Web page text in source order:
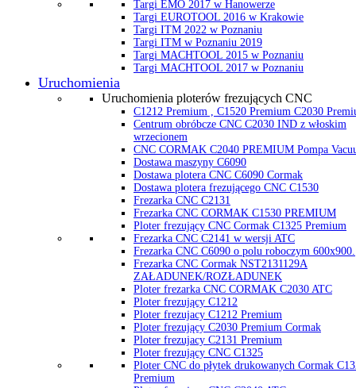
Targi EMO 2017 w Hanowerze
Targi EUROTOOL 2016 w Krakowie
Targi ITM 2022 w Poznaniu
Targi ITM w Poznaniu 2019
Targi MACHTOOL 2015 w Poznaniu
Targi MACHTOOL 2017 w Poznaniu
Uruchomienia
Uruchomienia ploterów frezujących CNC
C1212 Premium , C1520 Premium C2030
Centrum obróbcze CNC C2030 IND z włoskim
wrzecionem
CNC CORMAK C2040 PREMIUM Pompa
Dostawa maszyny C6090
Dostawa plotera CNC C6090 Cormak
Dostawa plotera frezującego CNC C1530
Frezarka CNC C2131
Frezarka CNC CORMAK C1530 PREMIUM
Ploter frezujący CNC Cormak C1325 Premium
Frezarka CNC C2141 w wersji ATC
Frezarka CNC C6090 o polu roboczym 600x900.
Frezarka CNC Cormak NST2131129A
ZAŁADUNEK/ROZŁADUNEK
Ploter frezarka CNC CORMAK C2030 ATC
Ploter frezujący C1212
Ploter frezujacy C1212 Premium
Ploter frezujący C2030 Premium Cormak
Ploter frezujacy C2131 Premium
Ploter frezujący CNC C1325
Ploter CNC do płytek drukowanych Cormak
Premium